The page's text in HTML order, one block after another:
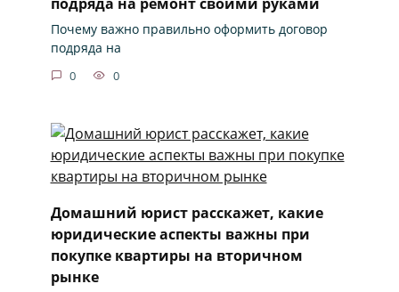
Почему важно правильно оформить договор
подряда на
0 0
Домашний юрист расскажет, какие
юридические аспекты важны при
покупке квартиры на вторичном
рынке